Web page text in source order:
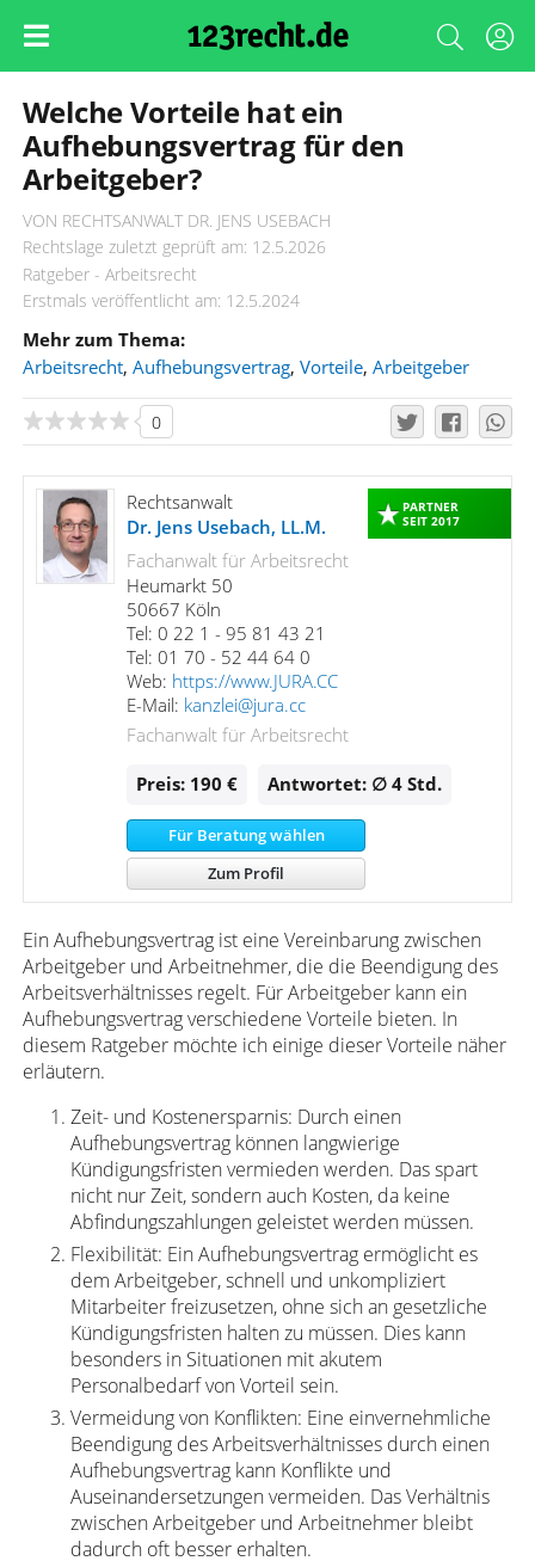
Welche Vorteile hat ein
Aufhebungsvertrag für den
Arbeitgeber?
VON RECHTSANWALT DR. JENS USEBACH
Rechtslage zuletzt geprüft am: 12.5.2026
Ratgeber - Arbeitsrecht
Erstmals veröffentlicht am: 12.5.2024
Mehr zum Thema:
Arbeitsrecht, Aufhebungsvertrag, Vorteile, Arbeitgeber
0
PARTNER
SEIT 2017
Rechtsanwalt
Dr. Jens Usebach, LL.M.
Fachanwalt für Arbeitsrecht
Heumarkt 50
50667 Köln
Tel: 0 22 1 - 95 81 43 21
Tel: 01 70 - 52 44 64 0
Web: https://www.JURA.CC
E-Mail: kanzlei@jura.cc
Fachanwalt für Arbeitsrecht
Preis: 190 € Antwortet: ∅ 4Std.
Für Beratung wählen
Zum Profil
Ein Aufhebungsvertrag ist eine Vereinbarung zwischen
Arbeitgeber und Arbeitnehmer, die die Beendigung des
Arbeitsverhältnisses regelt. Für Arbeitgeber kann ein
Aufhebungsvertrag verschiedene Vorteile bieten. In
diesem Ratgeber möchte ich einige dieser Vorteile näher
erläutern.
Zeit- und Kostenersparnis: Durch einen
Aufhebungsvertrag können langwierige
Kündigungsfristen vermieden werden. Das spart
nicht nur Zeit, sondern auch Kosten, da keine
Abfindungszahlungen geleistet werden müssen.
Flexibilität: Ein Aufhebungsvertrag ermöglicht es
dem Arbeitgeber, schnell und unkompliziert
Mitarbeiter freizusetzen, ohne sich an gesetzliche
Kündigungsfristen halten zu müssen. Dies kann
besonders in Situationen mit akutem
Personalbedarf von Vorteil sein.
Vermeidung von Konflikten: Eine einvernehmliche
Beendigung des Arbeitsverhältnisses durch einen
Aufhebungsvertrag kann Konflikte und
Auseinandersetzungen vermeiden. Das Verhältnis
zwischen Arbeitgeber und Arbeitnehmer bleibt
dadurch oft besser erhalten.